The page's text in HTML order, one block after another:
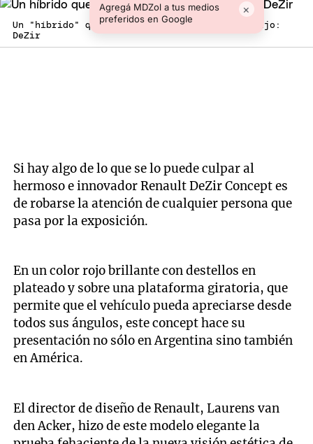
Agregá MDZol a tus medios
preferidos en Google
×
Un "híbrido" que significó tres años de trabajo:
DeZir
Si hay algo de lo que se lo puede culpar al
hermoso e innovador Renault DeZir Concept es
de robarse la atención de cualquier persona que
pasa por la exposición.
En un color rojo brillante con destellos en
plateado y sobre una plataforma giratoria, que
permite que el vehículo pueda apreciarse desde
todos sus ángulos, este concept hace su
presentación no sólo en Argentina sino también
en América.
El director de diseño de Renault, Laurens van
den Acker, hizo de este modelo elegante la